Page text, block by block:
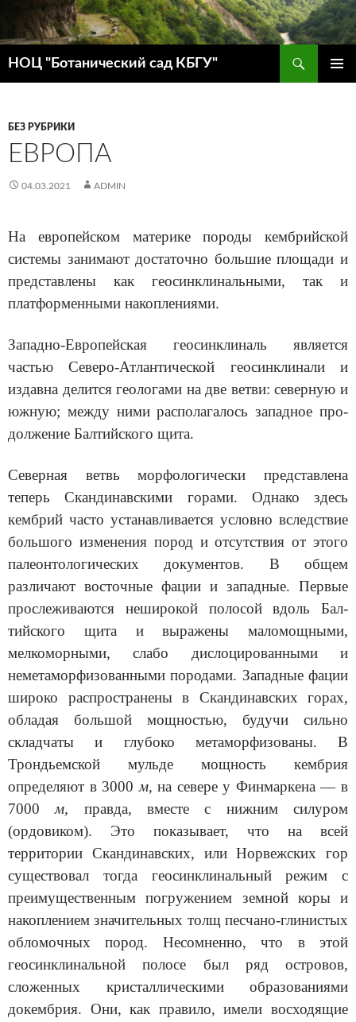
НОЦ "Ботанический сад КБГУ"
БЕЗ РУБРИКИ
ЕВРОПА
04.03.2021 ADMIN
На европейском материке породы кембрийской
системы занимают достаточно большие площади и
представлены как геосинклинальными, так и
платформенными накоплениями.
Западно-Европейская геосинклиналь является
частью Северо-Атлантической геосинклинали и
издавна делится геологами на две ветви: северную и
южную; между ними располагалось западное про­
должение Балтийского щита.
Северная ветвь морфологически представлена
теперь Сканди­навскими горами. Однако здесь
кембрий часто устанавливается условно вследствие
большого изменения пород и отсутствия от этого
па­леонтологических документов. В общем
различают восточные фации и западные. Первые
прослеживаются неширокой полосой вдоль Бал­
тийского щита и выражены маломощными,
мелкоморными, слабо ди­слоцированными и
неметаморфизованными породами. Западные фации
широко распространены в Скандинавских горах,
обладая большой мощ­ностью, будучи сильно
складчаты и глубоко метаморфизованы. В
Трондьемской мульде мощность кембрия
определяют в 3000м, на севере у Финмаркена — в
7000м, правда, вместе с нижним силуром
(ордовиком). Это показывает, что на всей
территории Скандинавских, или Норвеж­ских гор
существовал тогда геосинклинальный режим с
преимуществен­ным погружением земной коры и
накоплением значительных толщ пес­чано-глинистых
обломочных пород. Несомненно, что в этой
геосинклинальной полосе был ряд островов,
сложенных кристаллическими обра­зованиями
докембрия. Они, как правило, имели восходящие